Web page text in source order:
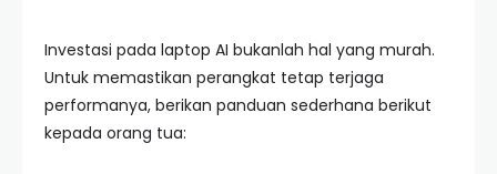
Investasi pada laptop AI bukanlah hal yang murah.
Untuk memastikan perangkat tetap terjaga
performanya, berikan panduan sederhana berikut
kepada orang tua: